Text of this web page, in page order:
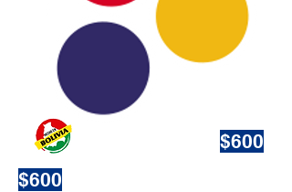
Small Title
$600
$600